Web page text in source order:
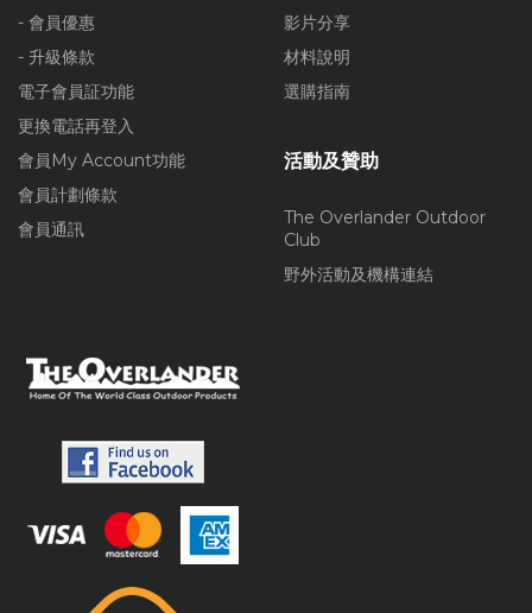
- 會員優惠
- 升級條款
電子會員証功能
更換電話再登入
會員My Account功能
會員計劃條款
會員通訊
影片分享
材料說明
選購指南
活動及贊助
The Overlander Outdoor
Club
野外活動及機構連結